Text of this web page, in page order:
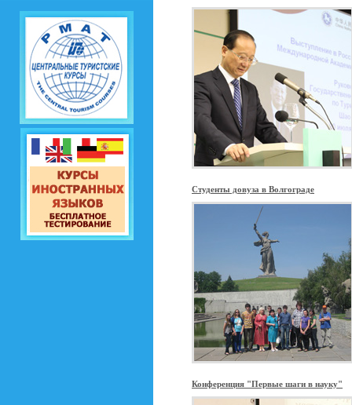
Студенты довуза в Волгограде
Конференция "Первые шаги в науку"